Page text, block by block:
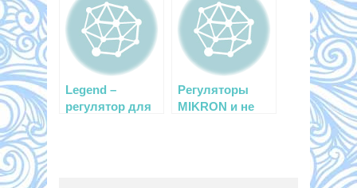
Legend –
регулятор для
Регуляторы
MIKRON и не